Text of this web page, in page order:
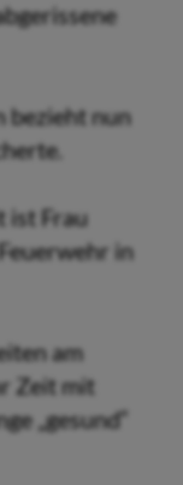
bezieht nun
ist Frau
in
am
Zeit mit
„gesund“